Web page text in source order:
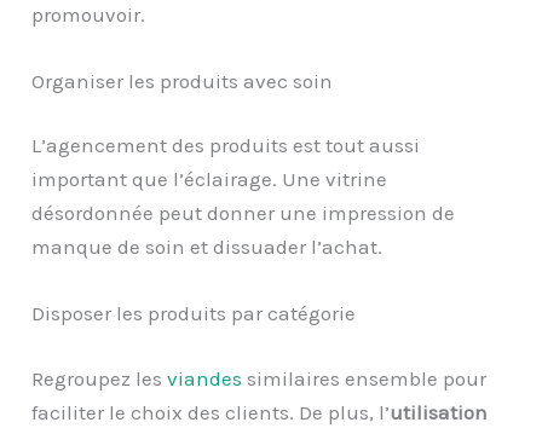
promouvoir.
Organiser les produits avec soin
L’agencement des produits est tout aussi
important que l’éclairage. Une vitrine
désordonnée peut donner une impression de
manque de soin et dissuader l’achat.
Disposer les produits par catégorie
Regroupez lesviandes similaires ensemble pour
faciliter le choix des clients. De plus, l’utilisation